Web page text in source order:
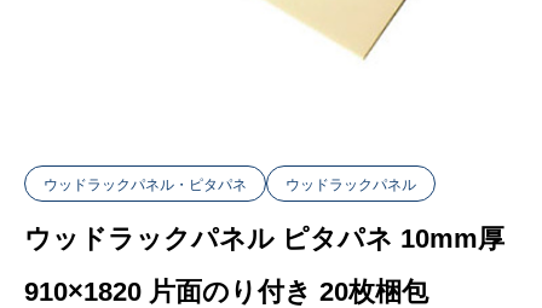
ウッドラックパネル・ピタパネ ウッドラックパネル
ウッドラックパネル ピタパネ 10mm厚
910×1820 片面のり付き 20枚梱包